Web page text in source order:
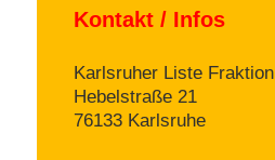
Kontakt / Infos
Karlsruher Liste Fraktion
Hebelstraße 21
76133 Karlsruhe